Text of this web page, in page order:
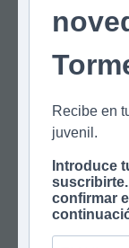
Recibe en
juvenil.
Introduce
suscribirte.
confirmar